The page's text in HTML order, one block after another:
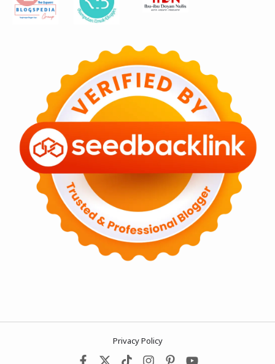
Privacy Policy